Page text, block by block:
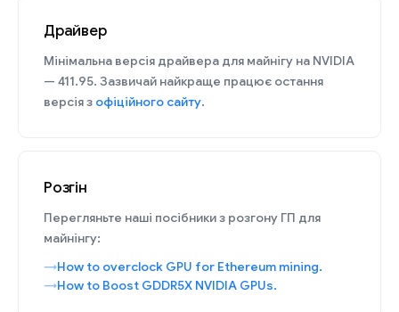
Драйвер
Мінімальна версія драйвера для майнігу на NVIDIA
— 411.95. Зазвичай найкраще працює остання
версія з офіційного сайту.
Розгін
Перегляньте наші посібники з розгону ГП для
майнінгу:
How to overclock GPU for Ethereum mining.
How to Boost GDDR5X NVIDIA GPUs.